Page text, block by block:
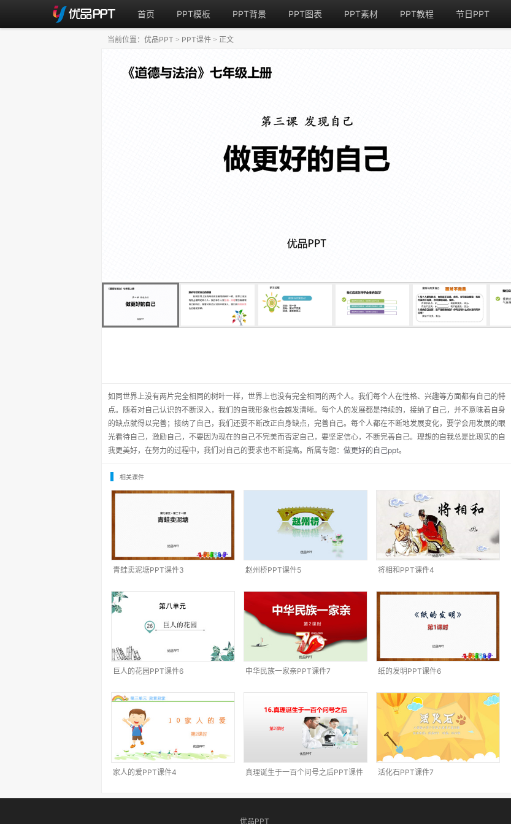
首页 PPT模板 PPT背景 PPT图表 PPT素材 PPT教程 节日PPT
如同世界上没有两片完全相同的树叶一样，世界上也没有完全相同的两个人。我们每个人在性格、兴趣等方面都有自己的特
点。随着对自己认识的不断深入，我们的自我形象也会越发清晰。每个人的发展都是持续的，接纳了自己，并不意味着自身
的缺点就得以完善；接纳了自己，我们还要不断改正自身缺点，完善自己。每个人都在不断地发展变化，要学会用发展的眼
光看待自己，激励自己，不要因为现在的自己不完美而否定自己，要坚定信心，不断完善自己。理想的自我总是比现实的自
我更美好，在努力的过程中，我们对自己的要求也不断提高。所属专题： 做更好的自己ppt。
当前位置： 优品PPT > PPT课件 > 正文
相关课件
青蛙卖泥塘PPT课件3 赵州桥PPT课件5 将相和PPT课件4
巨人的花园PPT课件6 中华民族一家亲PPT课件7 纸的发明PPT课件6
家人的爱PPT课件4
真理诞生于一百个问号之后PPT课件
活化石PPT课件7
优品PPT